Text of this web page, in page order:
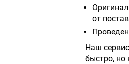
от
Наш
быстро, но